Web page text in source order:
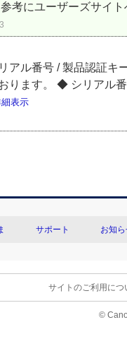
考にユーザーズサイ
アル番号 / 製品認証キ
ります。 ◆ シリア
表示
サポート お知
サイトのご利用につ
©